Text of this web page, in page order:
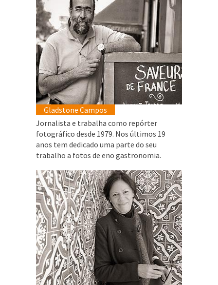
Gladstone Campos
Jornalista e trabalha como repórter
fotográfico desde 1979. Nos últimos 19
anos tem dedicado uma parte do seu
trabalho a fotos de eno gastronomia.